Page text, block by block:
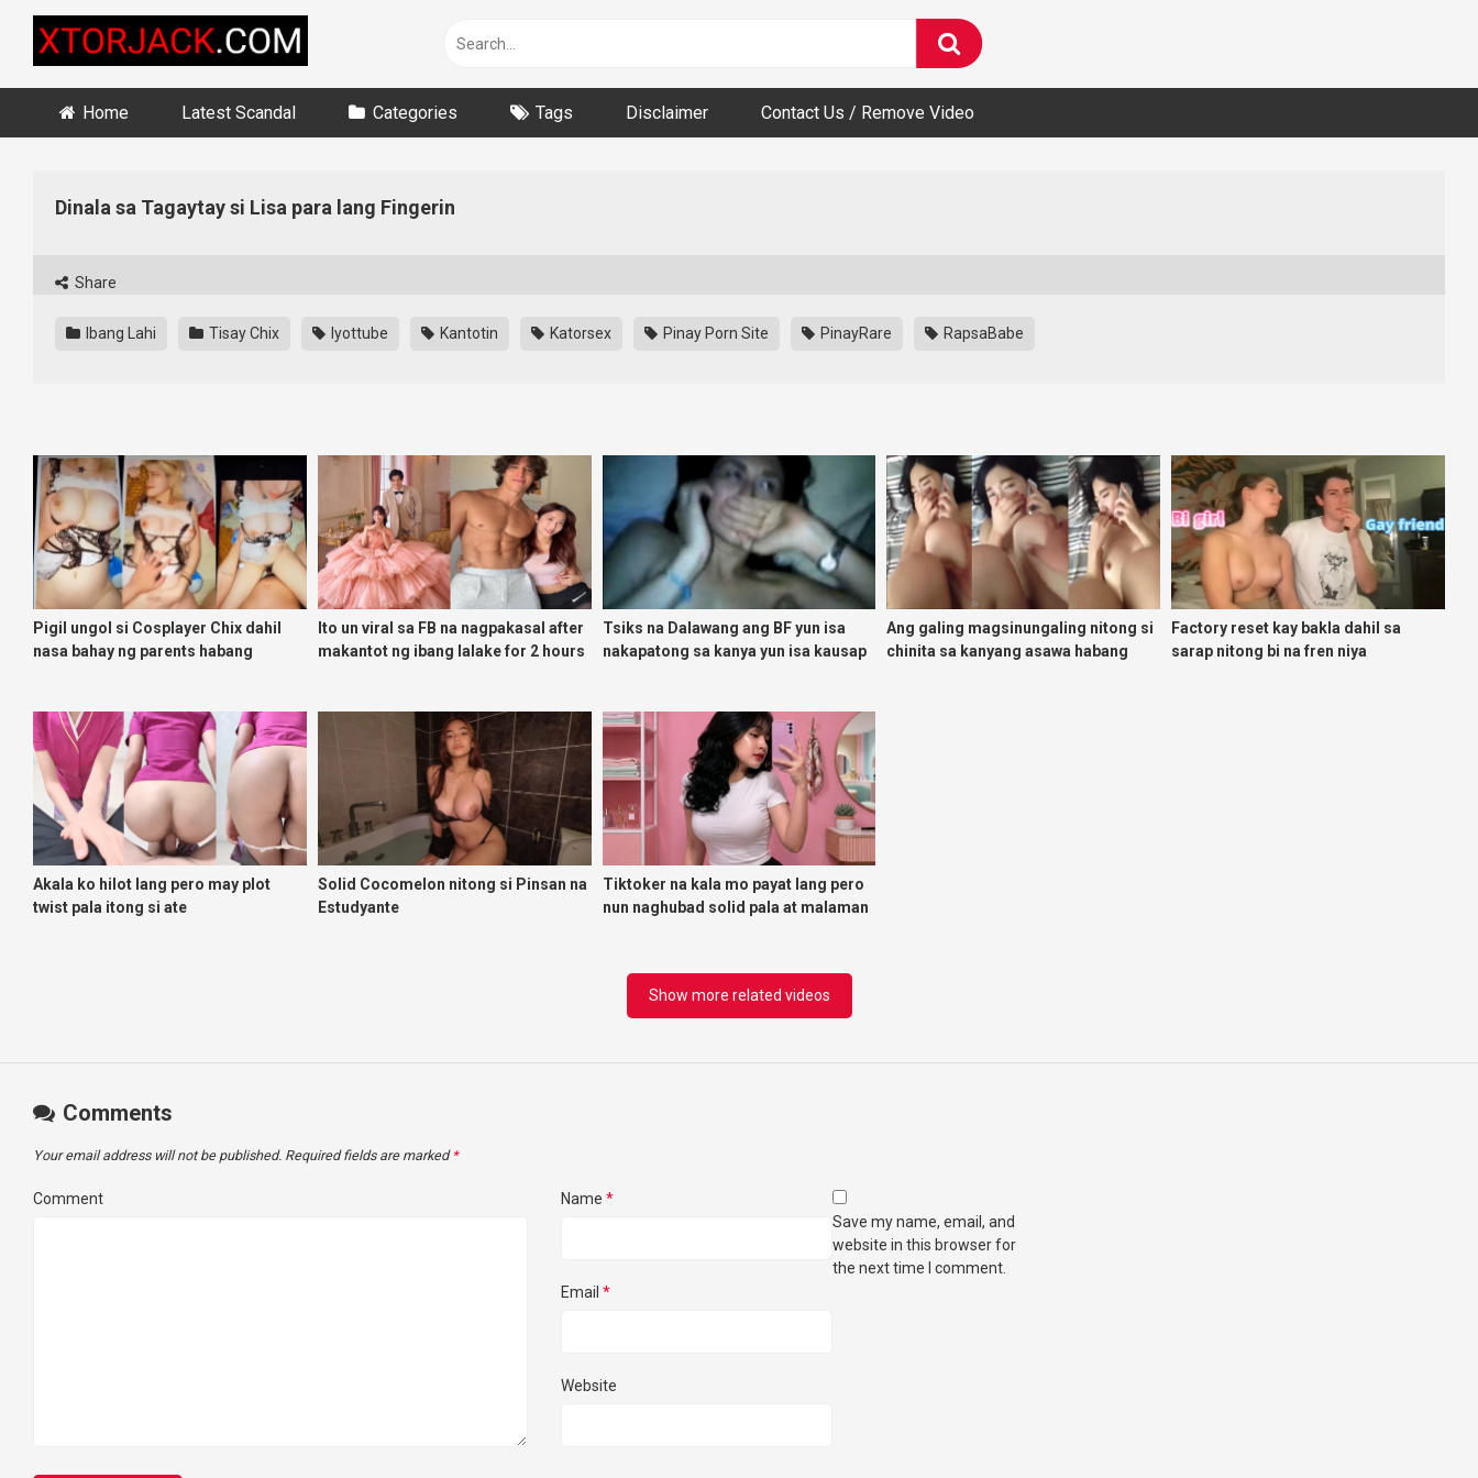
content
Home Latest Scandal Categories Tags Disclaimer Contact Us / Remove Video
Dinala sa Tagaytay si Lisa para lang Fingerin
Share
Ibang Lahi Tisay Chix Iyottube Kantotin Katorsex Pinay Porn Site PinayRare RapsaBabe
Pigil ungol si Cosplayer Chix dahil
nasa bahay ng parents habang
Ito un viral sa FB na nagpakasal after
makantot ng ibang lalake for 2 hours
Tsiks na Dalawang ang BF yun isa
nakapatong sa kanya yun isa kausap
Ang galing magsinungaling nitong si
chinita sa kanyang asawa habang
Factory reset kay bakla dahil sa
sarap nitong bi na fren niya
Akala ko hilot lang pero may plot
twist pala itong si ate
Solid Cocomelon nitong si Pinsan na
Estudyante
Tiktoker na kala mo payat lang pero
nun naghubad solid pala at malaman
Show more related videos
Comments
Your email address will not be published. Required fields are marked *
Comment Name *
Email *
Website
Save my name, email, and
website in this browser for
the next time I comment.